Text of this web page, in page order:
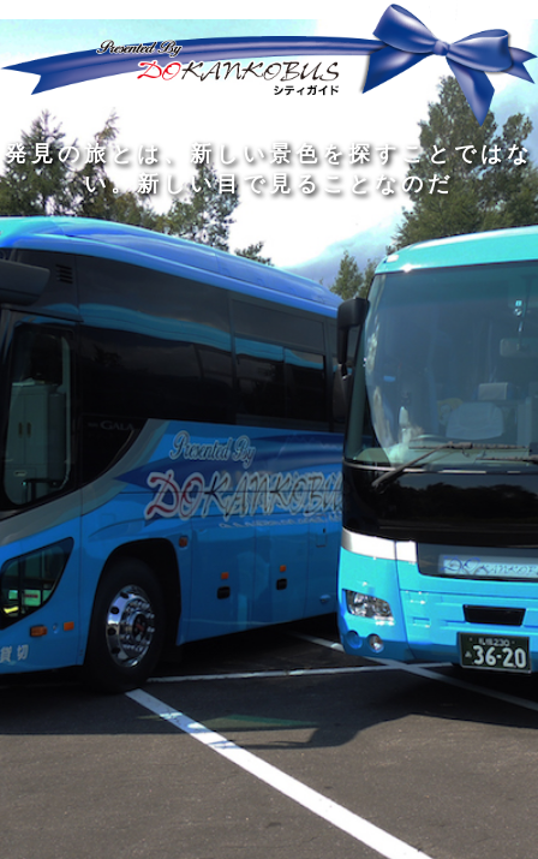
旅 の 程 に こそ価値があ る
発見の旅と は 新 し い景色を探す ことではな
い。 新 しい目 で見 る こ と なのだ
人間の幅を広 げる ものは3つある。人と会
い、 本 を読み 、旅 を す る ことだ
私は旅 をす るために旅をする
旅 の 程 に こそ価値があ る
どんなに洗 練 れ た 大人の中にも 、外に出た
くてし ょうがない小さな 子供がいる
旅をするの は 着 す るためではな く、旅をす
るた めで あ る
旅は 真 知 識 の大きな泉で ある